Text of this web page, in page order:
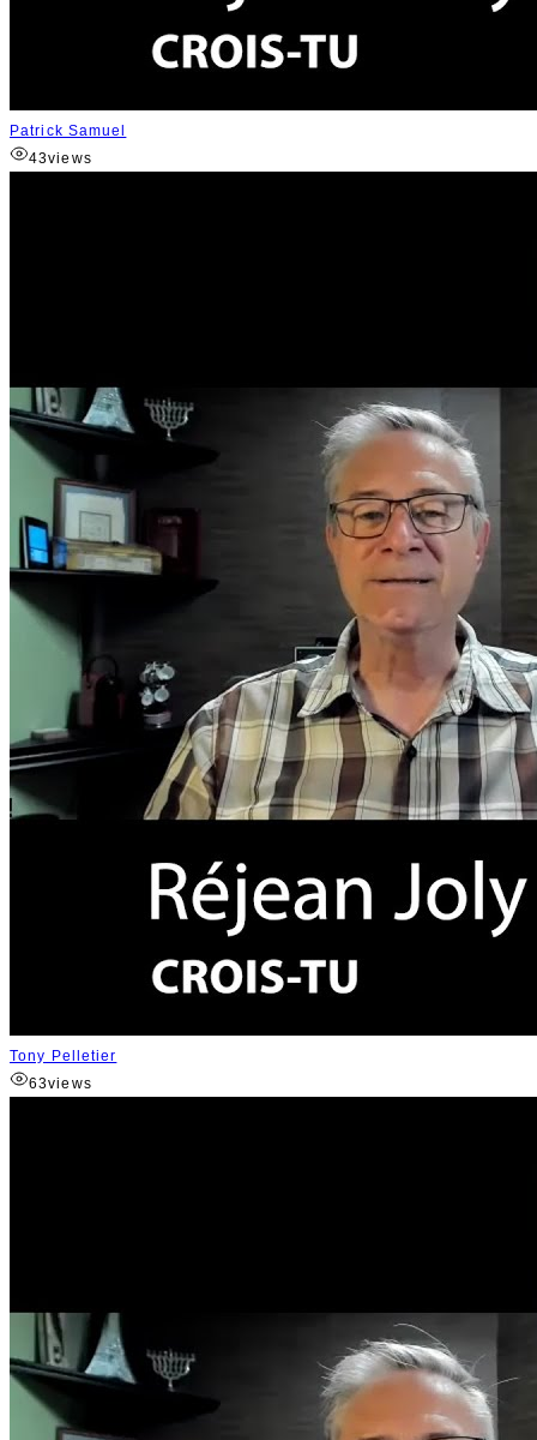
Patrick Samuel
43views
Tony Pelletier
63views